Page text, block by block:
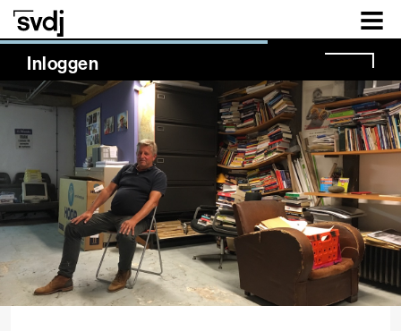
Naar hoofdinhoud
Inloggen
NaN%